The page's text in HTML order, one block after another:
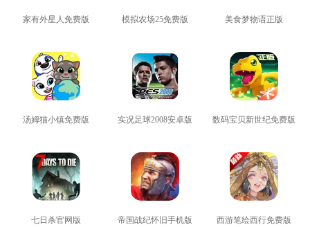
家有外星人免费版 模拟农场25免费版 美食梦物语正版
汤姆猫小镇免费版 实况足球2008安卓版 数码宝贝新世纪免费版
七日杀官网版 帝国战纪怀旧手机版 西游笔绘西行免费版